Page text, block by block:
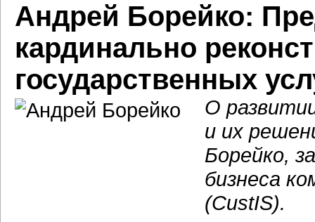
Андрей Борейко:
кардинально
государственных
О
и их
Борейко,
бизнеса
(CustIS).